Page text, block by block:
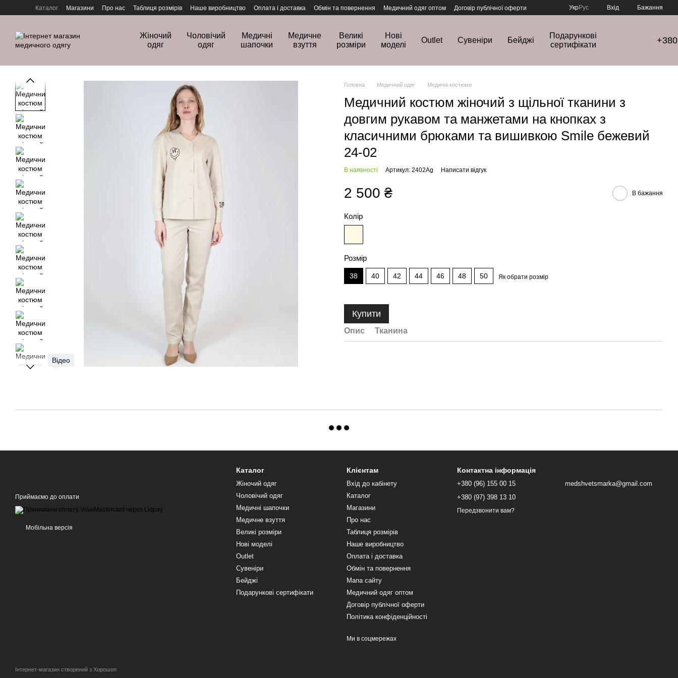
Перейти до основного контенту
Каталог Магазини Про нас Таблиця розмірів Наше виробництво Оплата і доставка Обмін та повернення Медичний одяг оптом
Договір публічної оферти
УкрРус Вхід Бажання
Жіночий
одяг
Чоловічий
одяг
Медичні
шапочки
Медичне
взуття
Великі
розміри
Нові
моделі
Outlet Сувеніри Бейджі
Подарункові
сертифікати
Відео
Головна Медичний одяг Медичні костюми
Медичний костюм жіночий з щільної тканини з
довгим рукавом та манжетами на кнопках з
класичними брюками та вишивкою Smile бежевий
24-02
В наявності Артикул: 2402Ag Написати відгук
2 500 ₴ В бажання
Колір
Розмір
38 40 42 44 46 48 50 Як обрати розмір
Купити
Опис Тканина
Приймаємо до оплати
Мобільна версія
Інтернет-магазин створений з Хорошоп
Каталог
Жіночий одяг
Чоловічий одяг
Медичні шапочки
Медичне взуття
Великі розміри
Нові моделі
Outlet
Сувеніри
Бейджі
Подарункові сертифікати
Клієнтам
Вхід до кабінету
Каталог
Магазини
Про нас
Таблиця розмірів
Наше виробництво
Оплата і доставка
Обмін та повернення
Мапа сайту
Медичний одяг оптом
Договір публічної оферти
Політика конфіденційності
Ми в соцмережах
Контактна інформація
+380 (96) 155 00 15
+380 (97) 398 13 10
Передзвонити вам?
medshvetsmarka@gmail.com